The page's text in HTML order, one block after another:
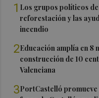
1 Los grupos políticos
reforestación y las
incendio
2Educación amplía en 8
construcción de 10
Valenciana
3PortCastelló